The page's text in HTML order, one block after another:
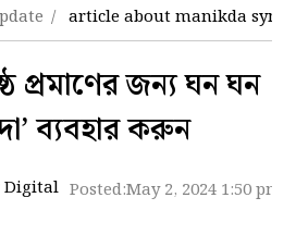
article about manikda
প্রমাণের জন্য ঘন ঘন
ব্যবহার করুন
Digital Posted:May 2, 2024 1:50 pm